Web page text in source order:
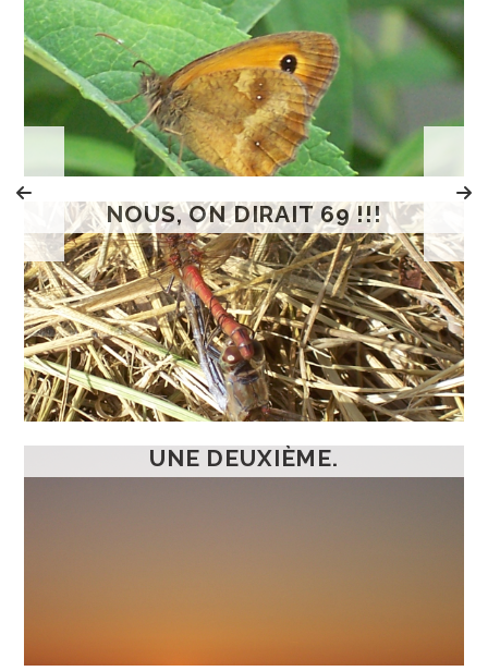
NOUS, ON DIRAIT 69 !!!
UNE DEUXIÈME.